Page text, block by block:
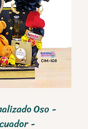
Oso -
-